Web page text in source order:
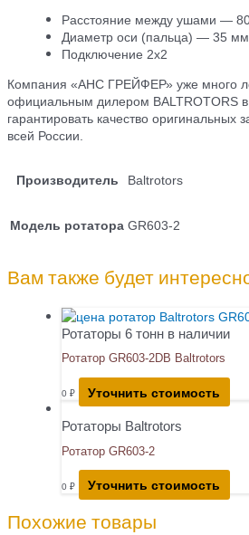
Расстояние между ушами —
Диаметр оси (пальца) — 35 мм
Подключение 2х2
Компания «АНС ГРЕЙФЕР» уже много
официальным дилером BALTROTORS
гарантировать качество оригинальных
всей России.
Производитель Baltrotors
Модель ротатора GR603-2
Вам также будет
Ротаторы 6 тонн в наличии
Ротатор GR603-2DB Baltrotors
0 ₽ Уточнить стоимость
Ротаторы Baltrotors
Ротатор GR603-2
0 ₽ Уточнить стоимость
Похожие товары